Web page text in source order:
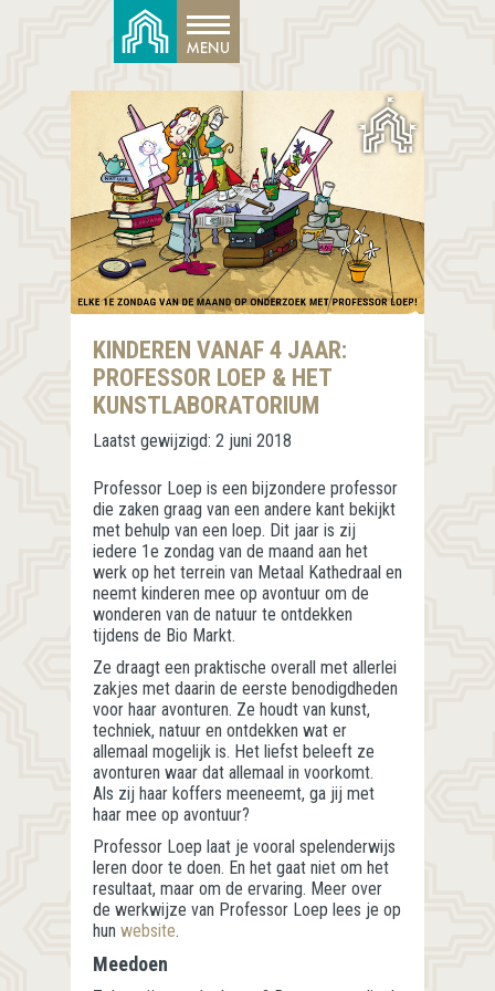
KINDEREN VANAF 4 JAAR:
PROFESSOR LOEP & HET
KUNSTLABORATORIUM
Laatst gewijzigd: 2 juni 2018
Professor Loep is een bijzondere professor
die zaken graag van een andere kant bekijkt
met behulp van een loep. Dit jaar is zij
iedere 1e zondag van de maand aan het
werk op het terrein van Metaal Kathedraal en
neemt kinderen mee op avontuur om de
wonderen van de natuur te ontdekken
tijdens de Bio Markt.
Ze draagt een praktische overall met allerlei
zakjes met daarin de eerste benodigdheden
voor haar avonturen. Ze houdt van kunst,
techniek, natuur en ontdekken wat er
allemaal mogelijk is. Het liefst beleeft ze
avonturen waar dat allemaal in voorkomt.
Als zij haar koffers meeneemt, ga jij met
haar mee op avontuur?
Professor Loep laat je vooral spelenderwijs
leren door te doen. En het gaat niet om het
resultaat, maar om de ervaring. Meer over
de werkwijze van Professor Loep lees je op
hun website.
Meedoen